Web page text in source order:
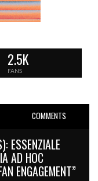
2.5K
FANS
COMMENTS
ESSENZIALE
AD HOC
ENGAGEMENT”